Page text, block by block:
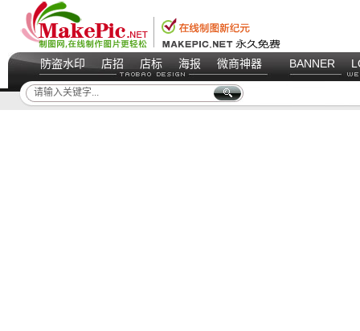
防盗水印 店招 店标 海报 微商神器 BANNER